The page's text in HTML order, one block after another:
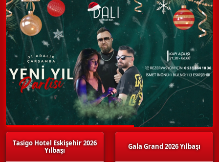
Tasigo Hotel Eskişehir 2026
Yılbaşı
Gala Grand 2026 Yılbaşı